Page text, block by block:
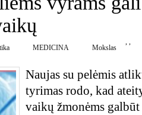
,
MEDICINA
,
Mokslas
Naujas su pelėmis
tyrimas rodo, kad
vaikų žmonėms